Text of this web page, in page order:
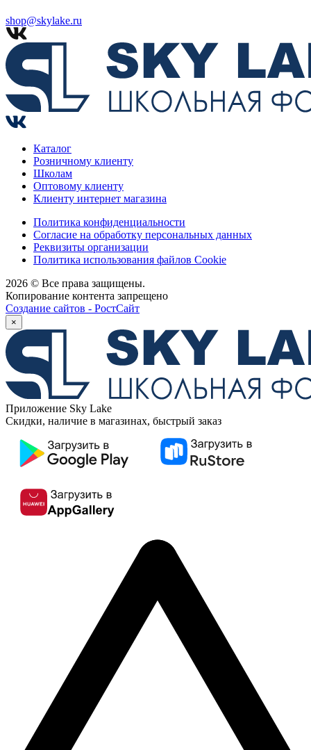
shop@skylake.ru
Каталог
Розничному клиенту
Школам
Оптовому клиенту
Клиенту интернет магазина
Политика конфиденциальности
Согласие на обработку персональных данных
Реквизиты организации
Политика использования файлов Cookie
2026 © Все права защищены.
Копирование контента запрещено
Создание сайтов - РостСайт
×
Приложение Sky Lake
Скидки, наличие в магазинах, быстрый заказ